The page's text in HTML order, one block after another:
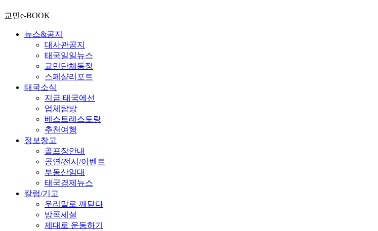
교민e-BOOK
뉴스&공지
대사관공지
태국일일뉴스
교민단체동정
스페샬리포트
태국소식
지금 태국에선
업체탐방
베스트레스토랑
추천여행
정보창고
골프장안내
공연/전시/이벤트
부동산임대
태국경제뉴스
칼럼/기고
우리말로 깨닫다
방콕세설
제대로 운동하기